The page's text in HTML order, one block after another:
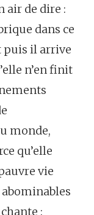
air de dire :
dans ce
puis il arrive
n’enfinit
monde,
qu’elle
vie
abominables
chante :